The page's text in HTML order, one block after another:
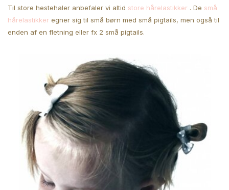
Til store hestehaler anbefaler vi altid store hårelastikker . De små
hårelastikker egner sig til små børn med små pigtails, men også til
enden af en fletning eller fx 2 små pigtails.